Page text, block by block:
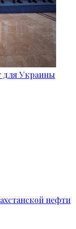
для Украины
нефти